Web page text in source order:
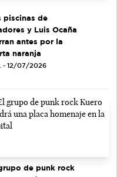
piscinas de
y Luis Ocaña
antes por la
naranja
- 12/07/2026
de punk rock